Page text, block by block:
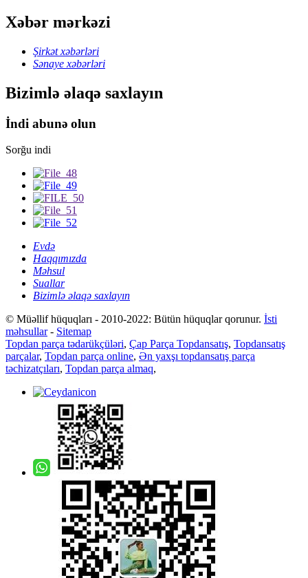
Xəbər mərkəzi
Şirkət xəbərləri
Sənaye xəbərləri
Bizimlə əlaqə saxlayın
İndi abunə olun
Sorğu indi
Evdə
Haqqımızda
Məhsul
Suallar
Bizimlə əlaqə saxlayın
© Müəllif hüquqları - 2010-2022: Bütün hüquqlar qorunur. İsti
məhsullar- Sitemap
Topdan parça tədarükçüləri, Çap Parça Topdansatış, Topdansatış
parçalar, Topdan parça online, Ən yaxşı topdansatış parça
təchizatçıları, Topdan parça almaq,